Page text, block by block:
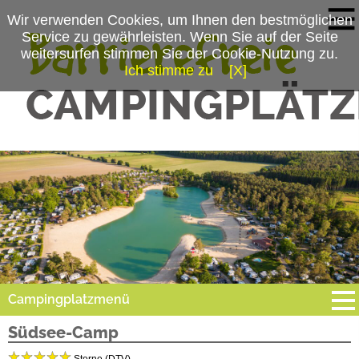
Campingplatzmenü
Platzdaten
Südsee-Camp
Wir verwenden Cookies, um Ihnen den bestmöglichen
Service zu gewährleisten. Wenn Sie auf der Seite
weitersurfen stimmen Sie der Cookie-Nutzung zu.
Ich stimme zu
[X]